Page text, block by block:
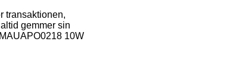
transaktionen,
gemmer sin
10W